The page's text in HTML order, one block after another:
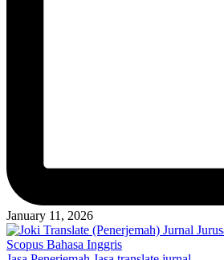
January 11, 2026